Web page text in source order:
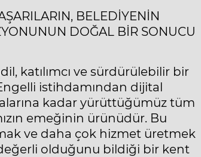
BELEDİYENİN
DOĞAL BİR SONUCU
katılımcı ve sürdürülebilir bir
istihdamından dijital
kadar yürüttüğümüz tüm
emeğinin ürünüdür. Bu
ve daha çok hizmet üretmek
olduğunu bildiği bir kent